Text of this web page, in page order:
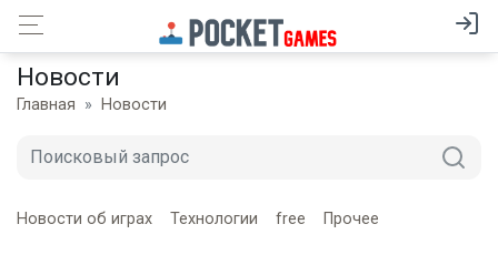
Новости
Главная Новости
Новости об играх Технологии free Прочее